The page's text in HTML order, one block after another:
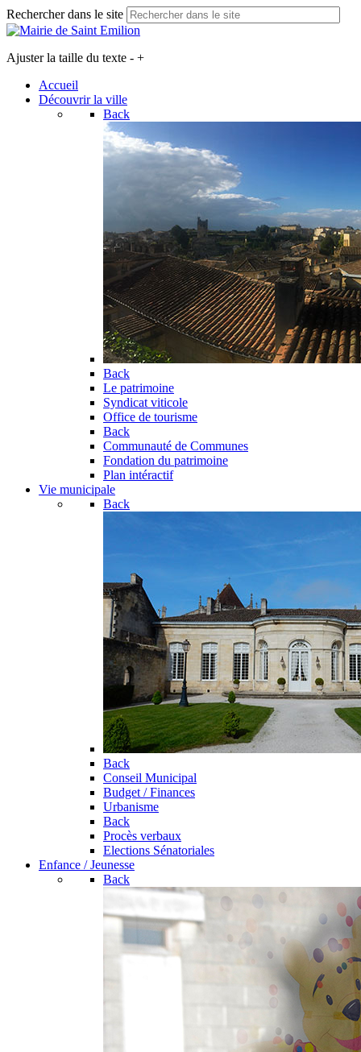
Rechercher dans le site
Ajuster la taille du texte - +
Accueil
Découvrir la ville
Back
Back
Le patrimoine
Syndicat viticole
Office de tourisme
Back
Communauté de Communes
Fondation du patrimoine
Plan intéractif
Vie municipale
Back
Back
Conseil Municipal
Budget / Finances
Urbanisme
Back
Procès verbaux
Elections Sénatoriales
Enfance / Jeunesse
Back